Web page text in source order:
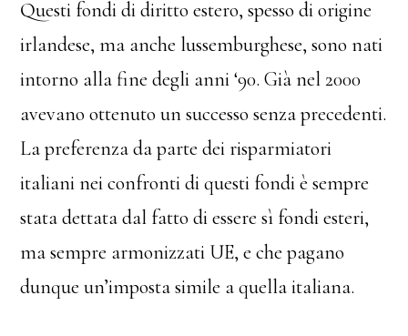
Questi fondi di diritto estero, spesso di origine
irlandese, ma anche lussemburghese, sono nati
intorno alla fine degli anni ‘90. Già nel 2000
avevano ottenuto un successo senza precedenti.
La preferenza da parte dei risparmiatori
italiani nei confronti di questi fondi è sempre
stata dettata dal fatto di essere sì fondi esteri,
ma sempre armonizzati UE, e che pagano
dunque un’imposta simile a quella italiana.